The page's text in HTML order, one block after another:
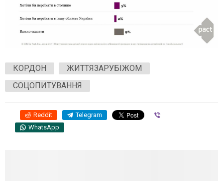
КОРДОН
ЖИТТЯЗАРУБІЖОМ
СОЦОПИТУВАННЯ
Reddit Telegram
WhatsApp